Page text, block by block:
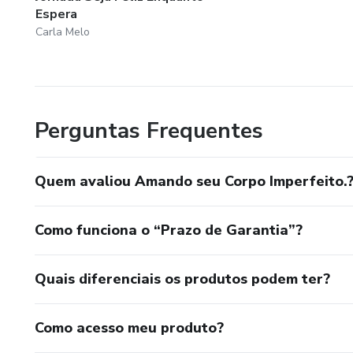
Espera
Carla Melo
Perguntas Frequentes
Quem avaliou Amando seu Corpo Imperfeito.?
Como funciona o “Prazo de Garantia”?
Quais diferenciais os produtos podem ter?
Como acesso meu produto?